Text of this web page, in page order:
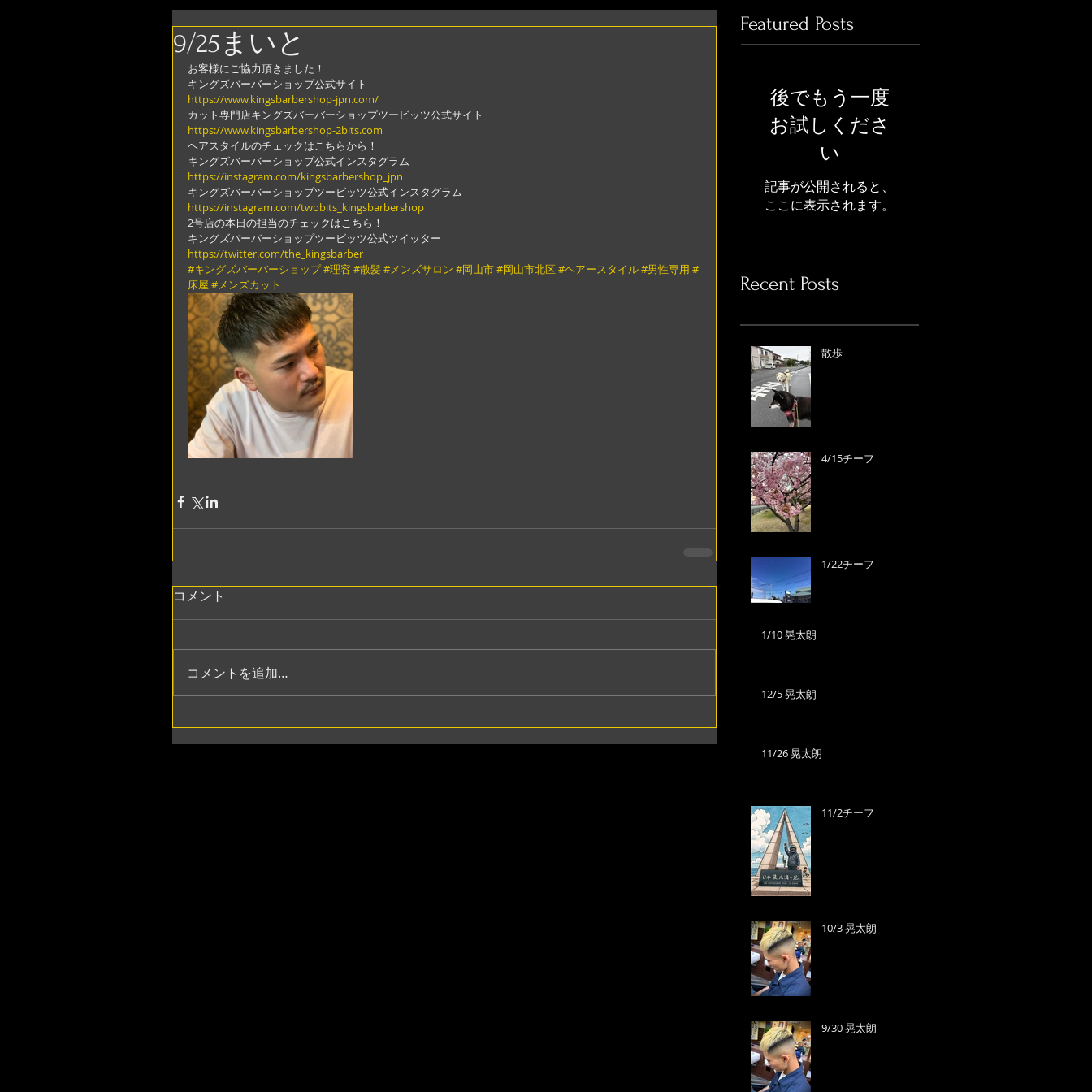
9/25まいと
お客様にご協力頂きました！
キングズバーバーショップ公式サイト
https://www.kingsbarbershop-jpn.com/
カット専門店キングズバーバーショップツービッツ公式サイト
https://www.kingsbarbershop-2bits.com
ヘアスタイルのチェックはこちらから！
キングズバーバーショップ公式インスタグラム
https://instagram.com/kingsbarbershop_jpn
キングズバーバーショップツービッツ公式インスタグラム
https://instagram.com/twobits_kingsbarbershop
2号店の本日の担当のチェックはこちら！
キングズバーバーショップツービッツ公式ツイッター
https://twitter.com/the_kingsbarber
#キングズバーバーショップ#理容 #散髪#メンズサロン #岡山市#岡山市北区 #ヘアースタイル#男性専用 #
床屋 #メンズカット
コメント
コメントを追加…
Featured Posts
後でもう一度
お試しくださ
い
記事が公開されると、
ここに表示されます。
Recent Posts
散歩
4/15チーフ
1/22チーフ
1/10 晃太朗
12/5 晃太朗
11/26 晃太朗
11/2チーフ
10/3 晃太朗
9/30 晃太朗